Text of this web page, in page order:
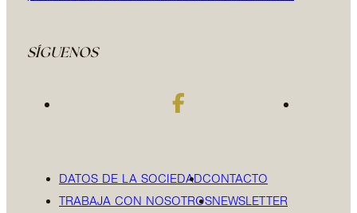
SÍGUENOS
DATOS DE LA SOCIEDADCONTACTO
TRABAJA CON NOSOTROSNEWSLETTER